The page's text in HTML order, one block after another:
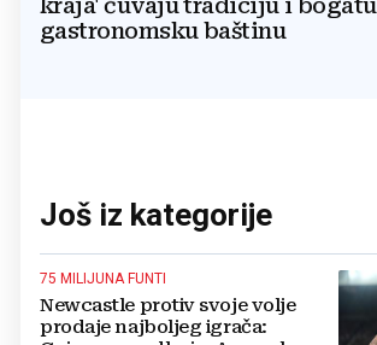
gastronomsku baštinu
Još iz kategorije
75 MILIJUNA FUNTI
Newcastle protiv svoje volje
prodaje najboljeg igrača: